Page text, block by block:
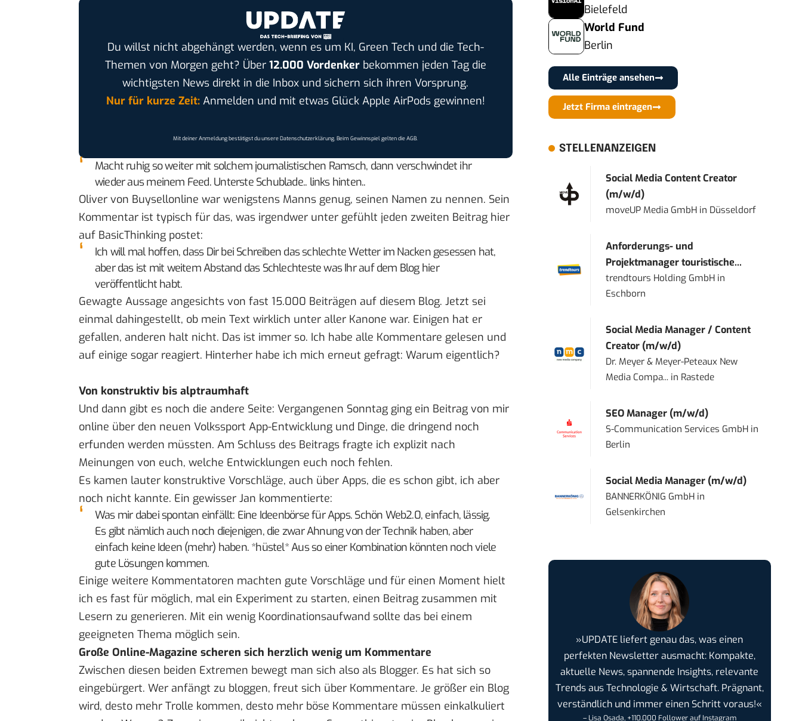
Du willst nicht abgehängt werden, wenn es um KI, Green Tech und die Tech-
Themen von Morgen geht? Über 12.000 Vordenkerbekommen jeden Tag die
wichtigsten News direkt in die Inbox und sichern sich ihren Vorsprung.
Nur für kurze Zeit:Anmelden und mit etwas Glück Apple AirPods gewinnen!
Mit deiner Anmeldung bestätigst du unsereDatenschutzerklärung. Beim Gewinnspiel gelten dieAGB.
Macht ruhig so weiter mit solchem journalistischen Ramsch, dann verschwindet ihr
wieder aus meinem Feed. Unterste Schublade.. links hinten..
Oliver von Buysellonline war wenigstens Manns genug, seinen Namen zu nennen. Sein
Kommentar ist typisch für das, was irgendwer unter gefühlt jeden zweiten Beitrag hier
auf BasicThinking postet:
Ich will mal hoffen, dass Dir bei Schreiben das schlechte Wetter im Nacken gesessen hat,
aber das ist mit weitem Abstand das Schlechteste was Ihr auf dem Blog hier
veröffentlicht habt.
Gewagte Aussage angesichts von fast 15.000 Beiträgen auf diesem Blog. Jetzt sei
einmal dahingestellt, ob mein Text wirklich unter aller Kanone war. Einigen hat er
gefallen, anderen halt nicht. Das ist immer so. Ich habe alle Kommentare gelesen und
auf einige sogar reagiert. Hinterher habe ich mich erneut gefragt: Warum eigentlich?
Von konstruktiv bis alptraumhaft
Und dann gibt es noch die andere Seite: Vergangenen Sonntag ging ein Beitrag von mir
online über den neuen Volkssport App-Entwicklung und Dinge, die dringend noch
erfunden werden müssten. Am Schluss des Beitrags fragte ich explizit nach
Meinungen von euch, welche Entwicklungen euch noch fehlen.
Es kamen lauter konstruktive Vorschläge, auch über Apps, die es schon gibt, ich aber
noch nicht kannte. Ein gewisser Jan kommentierte:
Was mir dabei spontan einfällt: Eine Ideenbörse für Apps. Schön Web2.0, einfach, lässig.
Es gibt nämlich auch noch diejenigen, die zwar Ahnung von der Technik haben, aber
einfach keine Ideen (mehr) haben. *hüstel* Aus so einer Kombination könnten noch viele
gute Lösungen kommen.
Einige weitere Kommentatoren machten gute Vorschläge und für einen Moment hielt
ich es fast für möglich, mal ein Experiment zu starten, einen Beitrag zusammen mit
Lesern zu generieren. Mit ein wenig Koordinationsaufwand sollte das bei einem
geeigneten Thema möglich sein.
Große Online-Magazine scheren sich herzlich wenig um Kommentare
Zwischen diesen beiden Extremen bewegt man sich also als Blogger. Es hat sich so
eingebürgert. Wer anfängt zu bloggen, freut sich über Kommentare. Je größer ein Blog
wird, desto mehr Trolle kommen, desto mehr böse Kommentare müssen einkalkuliert
Bielefeld
World Fund
Berlin
Alle Einträge ansehen
Jetzt Firma eintragen
STELLENANZEIGEN
Social Media Content Creator
(m/w/d)
moveUP Media GmbH in Düsseldorf
Anforderungs- und
Projektmanager touristische...
trendtours Holding GmbH in
Eschborn
Social Media Manager / Content
Creator (m/w/d)
Dr. Meyer & Meyer-Peteaux New
Media Compa... in Rastede
SEO Manager (m/w/d)
S-Communication Services GmbH in
Berlin
Social Media Manager (m/w/d)
BANNERKÖNIG GmbH in
Gelsenkirchen
»UPDATE liefert genau das, was einen
perfekten Newsletter ausmacht: Kompakte,
aktuelle News, spannende Insights, relevante
Trends aus Technologie & Wirtschaft. Prägnant,
verständlich und immer einen Schritt voraus!«
– Lisa Osada, +110.000 Follower auf Instagram